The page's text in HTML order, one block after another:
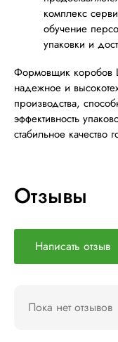
комплекс
обучение
упаковки и
Формовщик коробов
надежное и
производства,
эффективность
стабильное качество
Отзывы
Написать отзыв
Пока нет отзывов